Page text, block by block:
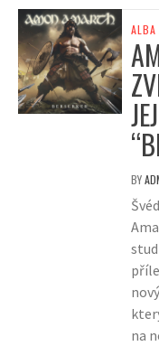
ALBA
BY
na